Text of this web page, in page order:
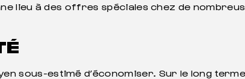
lieu à des offres spéciales chez de
sous-estimé d’économiser. Sur le long